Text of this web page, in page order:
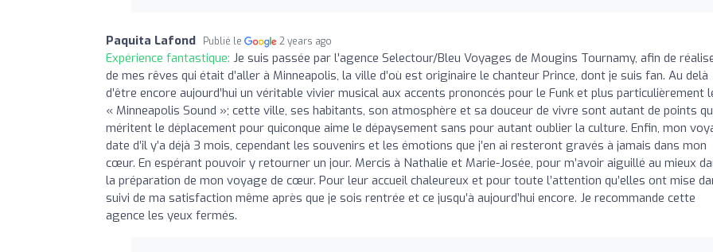
Paquita Lafond Publié le 2 years ago
Expérience fantastique: Je suis passée par l’agence Selectour/Bleu Voyages de Mougins Tournamy, afin de
de mes rêves qui était d’aller à Minneapolis, la ville d’où est originaire le chanteur Prince, dont je suis fan. Au delà
d’être encore aujourd’hui un véritable vivier musical aux accents prononcés pour le Funk et plus particulièrement
« Minneapolis Sound »; cette ville, ses habitants, son atmosphère et sa douceur de vivre sont autant de points
méritent le déplacement pour quiconque aime le dépaysement sans pour autant oublier la culture. Enfin, mon
date d’il y’a déjà 3 mois, cependant les souvenirs et les émotions que j’en ai resteront gravés à jamais dans mon
cœur. En espérant pouvoir y retourner un jour. Mercis à Nathalie et Marie-Josée, pour m’avoir aiguillé au mieux
la préparation de mon voyage de cœur. Pour leur accueil chaleureux et pour toute l’attention qu’elles ont mise
suivi de ma satisfaction même après que je sois rentrée et ce jusqu’à aujourd’hui encore. Je recommande cette
agence les yeux fermés.